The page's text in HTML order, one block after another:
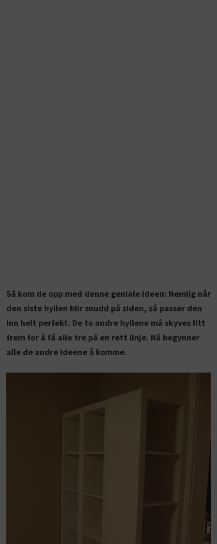
Så kom de opp med denne geniale ideen: Nemlig når
den siste hyllen blir snudd på siden, så passer den
inn helt perfekt. De to andre hyllene må skyves litt
frem for å få alle tre på en rett linje. Nå begynner
alle de andre ideene å komme.